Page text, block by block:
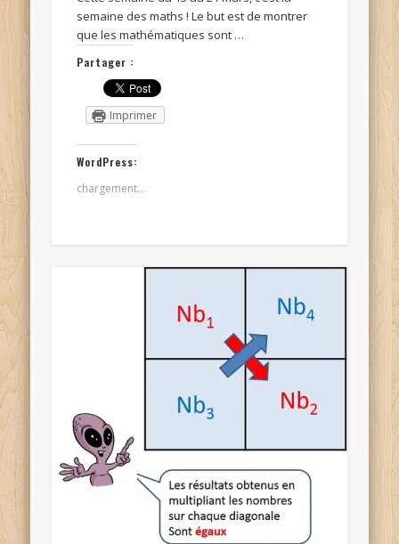
semaine des maths ! Le but est de montrer
que les mathématiques sont …
Partager :
Imprimer
WordPress:
chargement…